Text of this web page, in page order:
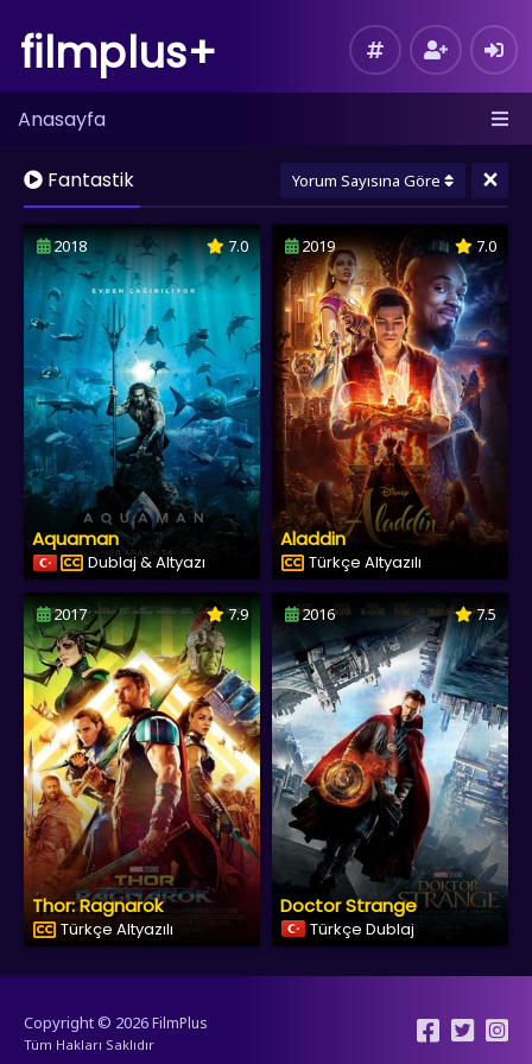
filmplus+
Anasayfa
Fantastik Yorum Sayısına Göre ×
2018 7.0
Aquaman
Dublaj & Altyazı
2019 7.0
Aladdin
Türkçe Altyazılı
2017 7.9
Thor: Ragnarok
Türkçe Altyazılı
2016 7.5
Doctor Strange
Türkçe Dublaj
Copyright © 2026FilmPlus
Tüm Hakları Saklıdır